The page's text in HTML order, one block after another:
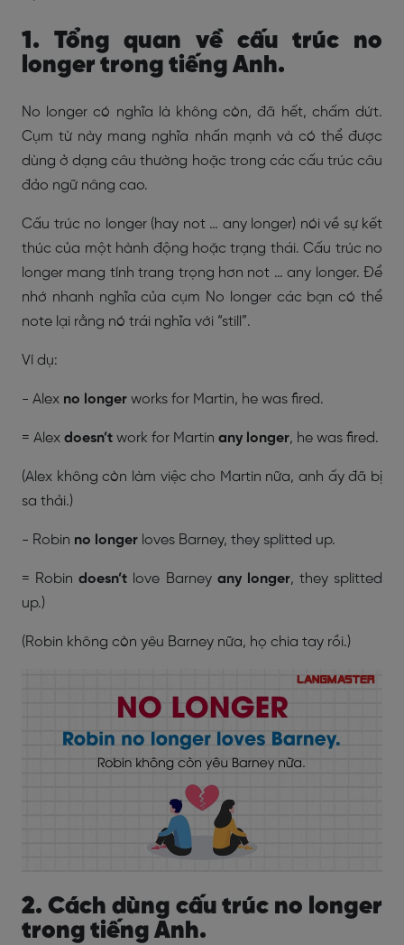
1. Tổng quan về cấu trúc no
longer trong tiếng Anh.
No longer có nghĩa là không còn, đã hết, chấm dứt.
Cụm từ này mang nghĩa nhấn mạnh và có thể được
dùng ở dạng câu thường hoặc trong các cấu trúc câu
đảo ngữ nâng cao.
Cấu trúc no longer (hay not … any longer) nói về sự kết
thúc của một hành động hoặc trạng thái. Cấu trúc no
longer mang tính trang trọng hơn not … any longer. Để
nhớ nhanh nghĩa của cụm No longer các bạn có thể
note lại rằng nó trái nghĩa với “still”.
Ví dụ:
- Alex no longer works for Martin, he was fired.
= Alex doesn’t work for Martin any longer, he was fired.
(Alex không còn làm việc cho Martin nữa, anh ấy đã bị
sa thải.)
- Robin no longer loves Barney, they splitted up.
= Robindoesn’t love Barney any longer, they splitted
up.)
(Robin không còn yêu Barney nữa, họ chia tay rồi.)
2. Cách dùng cấu trúc no longer
trong tiếng Anh.